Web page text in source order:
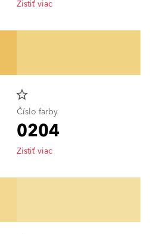
Zistiť viac
star_border
Číslo farby
0204
Zistiť viac